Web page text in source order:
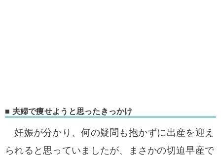
■ 夫婦で痩せようと思ったきっかけ
妊娠が分かり、何の疑問も抱かずに出産を迎え
られると思っていましたが、まさかの切迫早産で